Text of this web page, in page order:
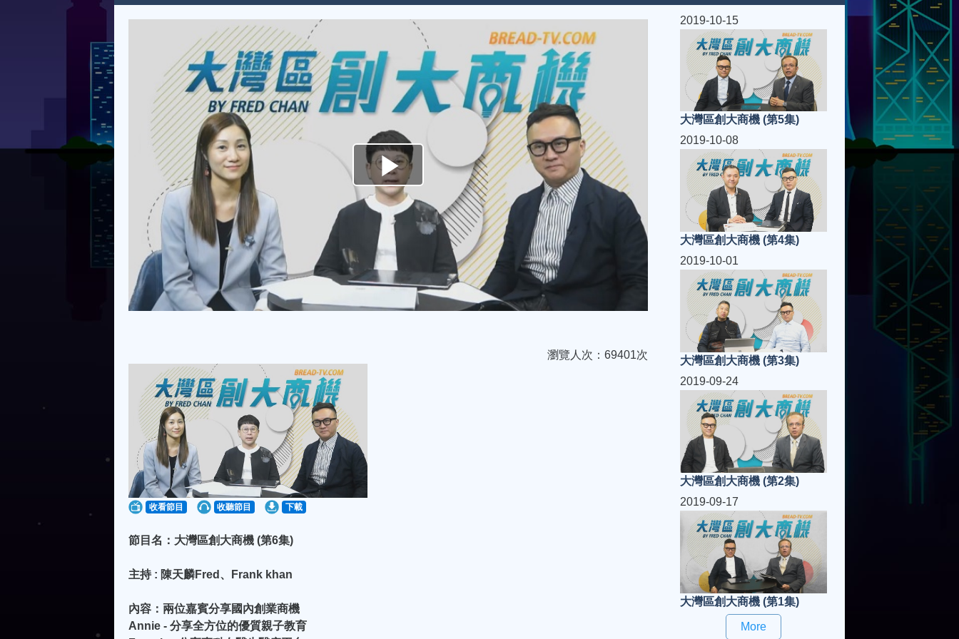
Play
Video
瀏覽人次：69401次
收看節目 收聽節目 下載
節目名：大灣區創大商機 (第6集)
主持 : 陳天麟Fred、Frank khan
內容：兩位嘉賓分享國內創業商機
Annie - 分享全方位的優質親子教育
2019-10-15
大灣區創大商機 (第5集)
2019-10-08
大灣區創大商機 (第4集)
2019-10-01
大灣區創大商機 (第3集)
2019-09-24
大灣區創大商機 (第2集)
2019-09-17
大灣區創大商機 (第1集)
More